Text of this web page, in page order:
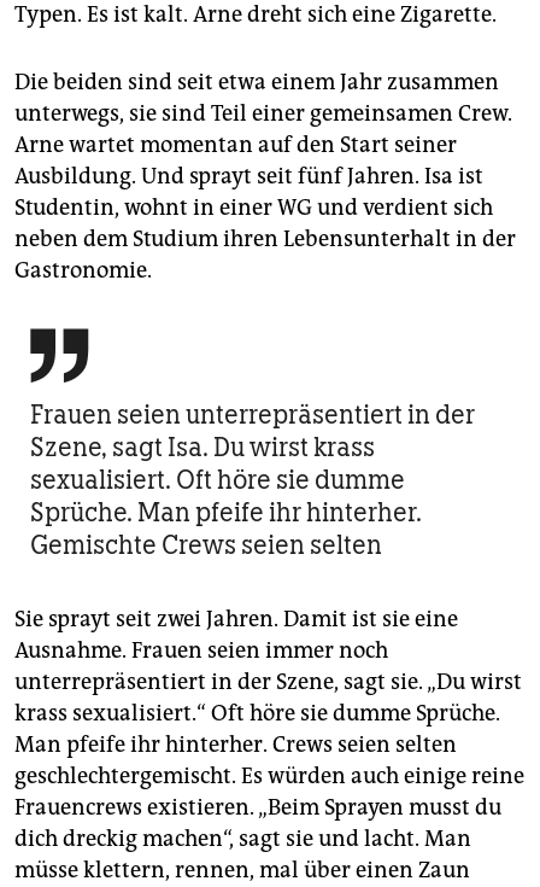
Typen. Es ist kalt. Arne dreht sich eine Zigarette.
Die beiden sind seit etwa einem Jahr zusammen
unterwegs, sie sind Teil einer gemeinsamen Crew.
Arne wartet momentan auf den Start seiner
Ausbildung. Und sprayt seit fünf Jahren. Isa ist
Studentin, wohnt in einer WG und verdient sich
neben dem Studium ihren Lebensunterhalt in der
Gastronomie.

Frauen seien unterrepräsentiert in der
Szene, sagt Isa. Du wirst krass
sexualisiert. Oft höre sie dumme
Sprüche. Man pfeife ihr hinterher.
Gemischte Crews seien selten
Sie sprayt seit zwei Jahren. Damit ist sie eine
Ausnahme. Frauen seien immer noch
unterrepräsentiert in der Szene, sagt sie. „Du wirst
krass sexualisiert.“ Oft höre sie dumme Sprüche.
Man pfeife ihr hinterher. Crews seien selten
geschlechtergemischt. Es würden auch einige reine
Frauencrews existieren. „Beim Sprayen musst du
dich dreckig machen“, sagt sie und lacht. Man
müsse klettern, rennen, mal über einen Zaun